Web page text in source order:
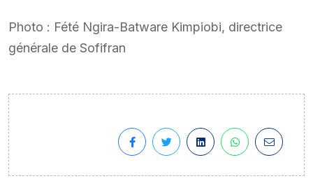
Photo : Fété Ngira-Batware Kimpiobi, directrice
générale de Sofifran